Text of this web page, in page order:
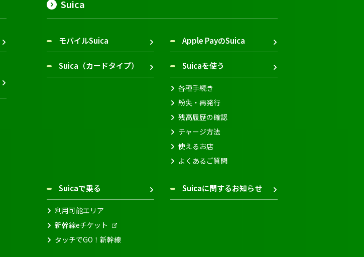
Suica
モバイルSuica Apple PayのSuica
Suica（カードタイプ） Suicaを使う
各種手続き
紛失・再発行
残高履歴の確認
チャージ方法
使えるお店
よくあるご質問
Suicaで乗る
利用可能エリア
新幹線eチケット
タッチでGO！新幹線
Suicaに関するお知らせ